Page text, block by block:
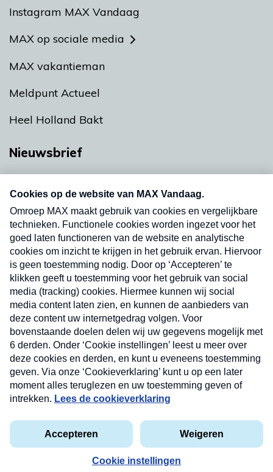
Instagram MAX Vandaag
MAX op sociale media
MAX vakantieman
Meldpunt Actueel
Heel Holland Bakt
Nieuwsbrief
nieuwsbrief. Elke vrijdag- en dinsdagochtend in
uw mailbox.
Verzend
Privacyverklaring
Cookieverklaring
Kwetsbaarheid melden
Copyright © 2026 MAX Vandaag - Omroep MAX
Nieuwsbrief
Neem hier een gratis abonnement op onze
nieuwsbrief. Elke vrijdag- en dinsdagochtend in uw